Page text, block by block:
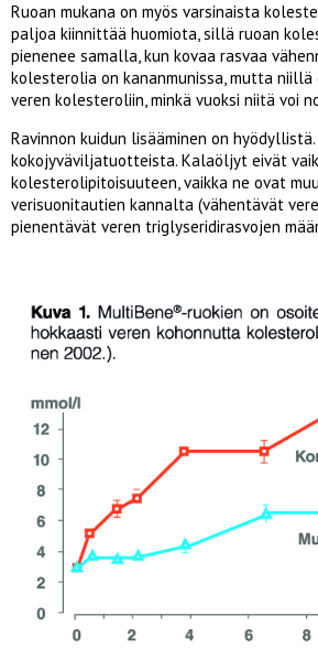
Ruoan mukana on myös varsinaista
paljoa kiinnittää huomiota, sillä ruoan
pienenee samalla, kun kovaa rasvaa
kolesterolia on kananmunissa, mutta
veren kolesteroliin, minkä vuoksi niitä voi
Ravinnon kuidun lisääminen on
kokojyväviljatuotteista. Kalaöljyt eivät
kolesterolipitoisuuteen, vaikka ne ovat
verisuonitautien kannalta (vähentävät
pienentävät veren triglyseridirasvojen